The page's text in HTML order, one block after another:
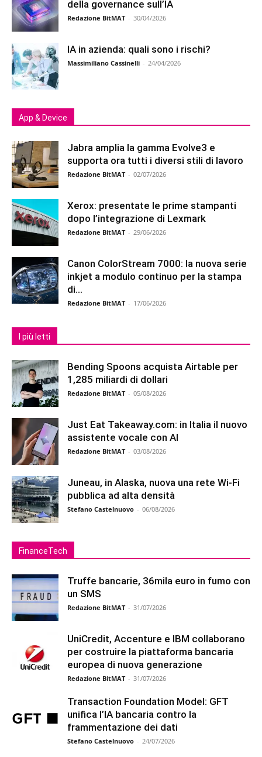
della governance sull’IA
Redazione BitMAT - 30/04/2026
IA in azienda: quali sono i rischi?
Massimiliano Cassinelli - 24/04/2026
App & Device
Jabra amplia la gamma Evolve3 e
supporta ora tutti i diversi stili di lavoro
Redazione BitMAT - 02/07/2026
Xerox: presentate le prime stampanti
dopo l’integrazione di Lexmark
Redazione BitMAT - 29/06/2026
Canon ColorStream 7000: la nuova serie
inkjet a modulo continuo per la stampa
di...
Redazione BitMAT - 17/06/2026
I più letti
Bending Spoons acquista Airtable per
1,285 miliardi di dollari
Redazione BitMAT - 05/08/2026
Just Eat Takeaway.com: in Italia il nuovo
assistente vocale con AI
Redazione BitMAT - 03/08/2026
Juneau, in Alaska, nuova una rete Wi-Fi
pubblica ad alta densità
Stefano Castelnuovo - 06/08/2026
FinanceTech
Truffe bancarie, 36mila euro in fumo con
un SMS
Redazione BitMAT - 31/07/2026
UniCredit, Accenture e IBM collaborano
per costruire la piattaforma bancaria
europea di nuova generazione
Redazione BitMAT - 31/07/2026
Transaction Foundation Model: GFT
unifica l’IA bancaria contro la
frammentazione dei dati
Stefano Castelnuovo - 24/07/2026